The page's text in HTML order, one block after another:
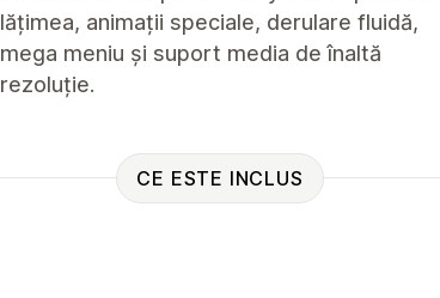
lățimea, animații speciale, derulare fluidă,
mega meniu și suport media de înaltă
rezoluție.
CE ESTE INCLUS